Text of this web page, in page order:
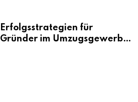
Erfolgsstrategien für
Gründer im Umzugsgewerbe